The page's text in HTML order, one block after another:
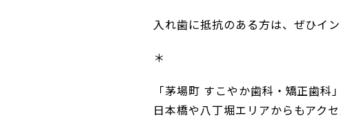
入れ歯に抵抗のある方は、ぜひイ
＊
「茅場町 すこやか歯科・矯正歯科
日本橋や八丁堀エリアからもアク